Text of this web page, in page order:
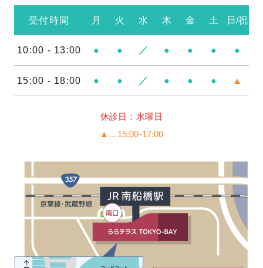
受付時間 月 火 水 木 金 土 日/祝
10:00 - 13:00 ● ● ／ ● ● ● ●
15:00 - 18:00 ● ● ／ ● ● ● ▲
休診日：水曜日
▲…15:00-17:00